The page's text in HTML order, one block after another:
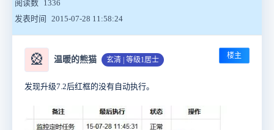
阅读数 1336
发表时间
2015-07-28 11:58:24
🎡 温暖的熊猫 玄清 | 等级1居士 楼主
发现升级7.2后红框的没有自动执行。